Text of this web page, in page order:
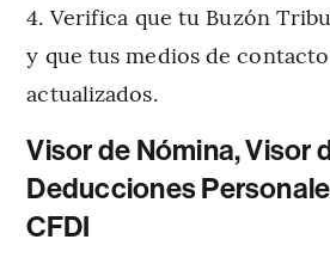
Verifica que tu Buzón
y que tus medios de
actualizados.
Visor de Nómina, Visor
Deducciones
CFDI